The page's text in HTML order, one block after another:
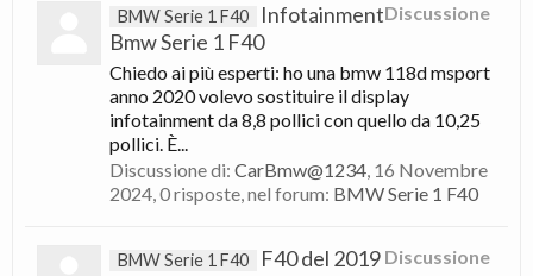
Discussione
BMW Serie 1 F40
Infotainment
Bmw Serie 1 F40
Chiedo ai più esperti: ho una bmw 118d msport
anno 2020 volevo sostituire il display
infotainment da 8,8 pollici con quello da 10,25
pollici. È...
Discussione di: CarBmw@1234, 16 Novembre
2024, 0 risposte, nel forum: BMW Serie 1 F40
Discussione
BMW Serie 1 F40 F40 del 2019